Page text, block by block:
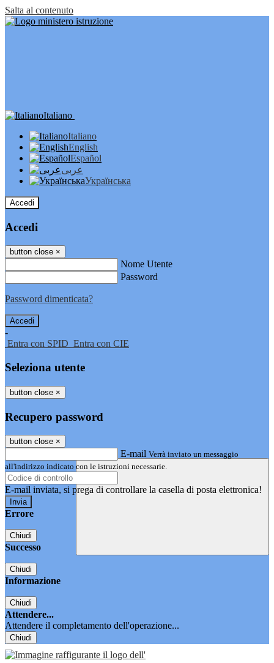
Salta al contenuto
Italiano
Italiano
English
Español
عربى
Українська
Accedi
Accedi
button close ×
Nome Utente
Password
Password dimenticata?
-
Entra con SPID Entra con CIE
Seleziona utente
button close ×
Recupero password
button close ×
E-mail Verrà inviato un messaggio
all'indirizzo indicato con le istruzioni necessarie.
E-mail inviata, si prega di controllare la casella di posta elettronica!
Errore
Chiudi
Successo
Chiudi
Informazione
Chiudi
Attendere...
Attendere il completamento dell'operazione...
Chiudi